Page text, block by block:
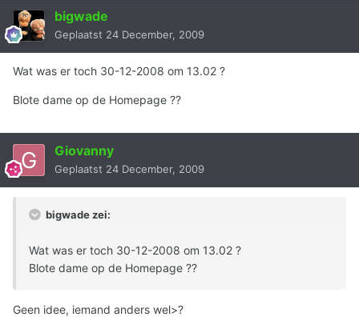
bigwade
Geplaatst 24 December, 2009
Wat was er toch 30-12-2008 om 13.02 ?
Blote dame op de Homepage ??
Giovanny
Geplaatst 24 December, 2009
bigwade zei:
Wat was er toch 30-12-2008 om 13.02 ?
Blote dame op de Homepage ??
Geen idee, iemand anders wel>?